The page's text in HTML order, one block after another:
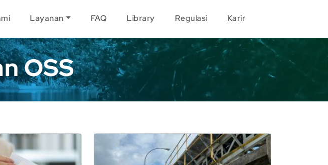
Layanan FAQ Library Regulasi Karir
OSS